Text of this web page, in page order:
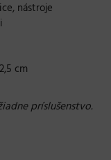
nástroje
cm
príslušenstvo.